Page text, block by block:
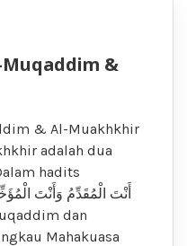
&
& Al-Muakhkhir
adalah dua
hadits
Mahakuasa